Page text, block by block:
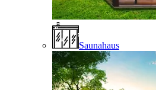
Saunahaus